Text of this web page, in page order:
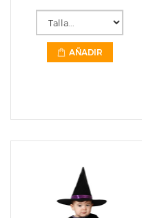
AÑADIR